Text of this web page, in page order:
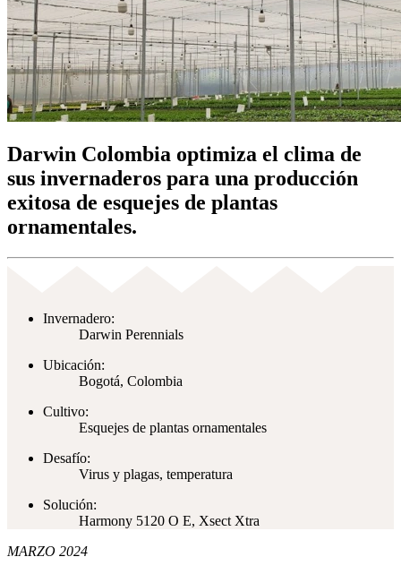
Darwin Colombia optimiza el clima de
sus invernaderos para una producción
exitosa de esquejes de plantas
ornamentales.
Invernadero:
Darwin Perennials
Ubicación:
Bogotá, Colombia
Cultivo:
Esquejes de plantas ornamentales
Desafío:
Virus y plagas, temperatura
Solución:
Harmony 5120 O E, Xsect Xtra
MARZO 2024